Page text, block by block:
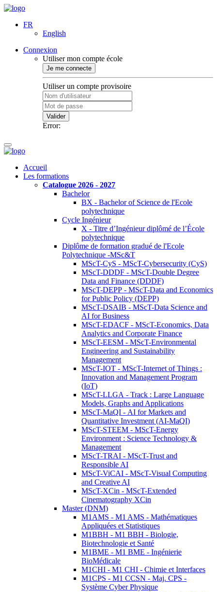
FR
English
Connexion
Utiliser mon compte école
Je me connecte
Utiliser un compte provisoire
Valider
Error:
Accueil
Les formations
Catalogue 2026 - 2027
Bachelor
BX - Bachelor of Science de l'Ecole
polytechnique
Cycle Ingénieur
X - Titre d’Ingénieur diplômé de l’École
polytechnique
Diplôme de formation gradué de l'Ecole
Polytechnique -MSc&T
MScT-CyS - MScT-Cybersecurity (CyS)
MScT-DDDF - MScT-Double Degree
Data and Finance (DDDF)
MScT-DEPP - MScT-Data and Economics
for Public Policy (DEPP)
MScT-DSAIB - MScT-Data Science and
AI for Business
MScT-EDACF - MScT-Economics, Data
Analytics and Corporate Finance
MScT-EESM - MScT-Environmental
Engineering and Sustainability
Management
MScT-IOT - MScT-Internet of Things :
Innovation and Management Program
(IoT)
MScT-LLGA - Track : Large Language
Models, Graphs and Applications
MScT-MaQI - AI for Markets and
Quantitative Investment (AI-MaQI)
MScT-STEEM - MScT-Energy
Environment : Science Technology &
Management
MScT-TRAI - MScT-Trust and
Responsible AI
MScT-ViCAI - MScT-Visual Computing
and Creative AI
MScT-XCin - MScT-Extended
Cinematography XCin
Master (DNM)
M1AMS - M1 AMS - Mathématiques
Appliquées et Statistiques
M1BBH - M1 BBH - Biologie,
Biotechnologie et Santé
M1BME - M1 BME - Ingénierie
BioMédicale
M1CHI - M1 CHI - Chimie et Interfaces
M1CPS - M1 CCSN - Maj. CPS -
Système Cyber Physique